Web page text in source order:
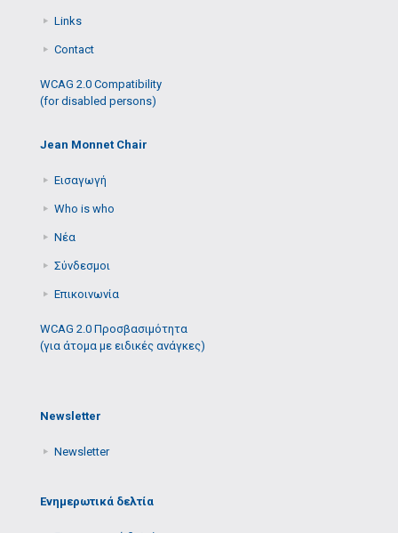
Links
Contact
WCAG 2.0 Compatibility
(for disabled persons)
Jean Monnet Chair
Εισαγωγή
Who is who
Νέα
Σύνδεσμοι
Επικοινωνία
WCAG 2.0 Προσβασιμότητα
(για άτομα με ειδικές ανάγκες)
Newsletter
Newsletter
Ενημερωτικά δελτία